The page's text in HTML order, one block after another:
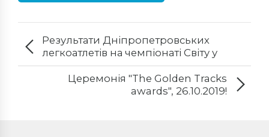
Результати Дніпропетровських
легкоатлетів на чемпіонаті Світу у
Церемонія "The Golden Tracks
awards", 26.10.2019!